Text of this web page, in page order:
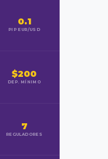
0.1
PIP EUR/USD
$200
DEP. MÍNIMO
7
REGULADORES